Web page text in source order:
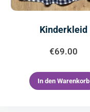
Kinderkleid
€69.00
In den Warenkorb